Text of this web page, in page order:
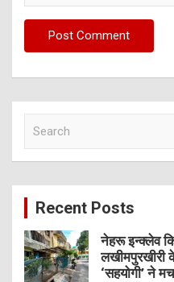
c
Recent Posts
नेहरू इन्क्लेव
लखीमपुरखीरी
‘सहयोगी’ ने